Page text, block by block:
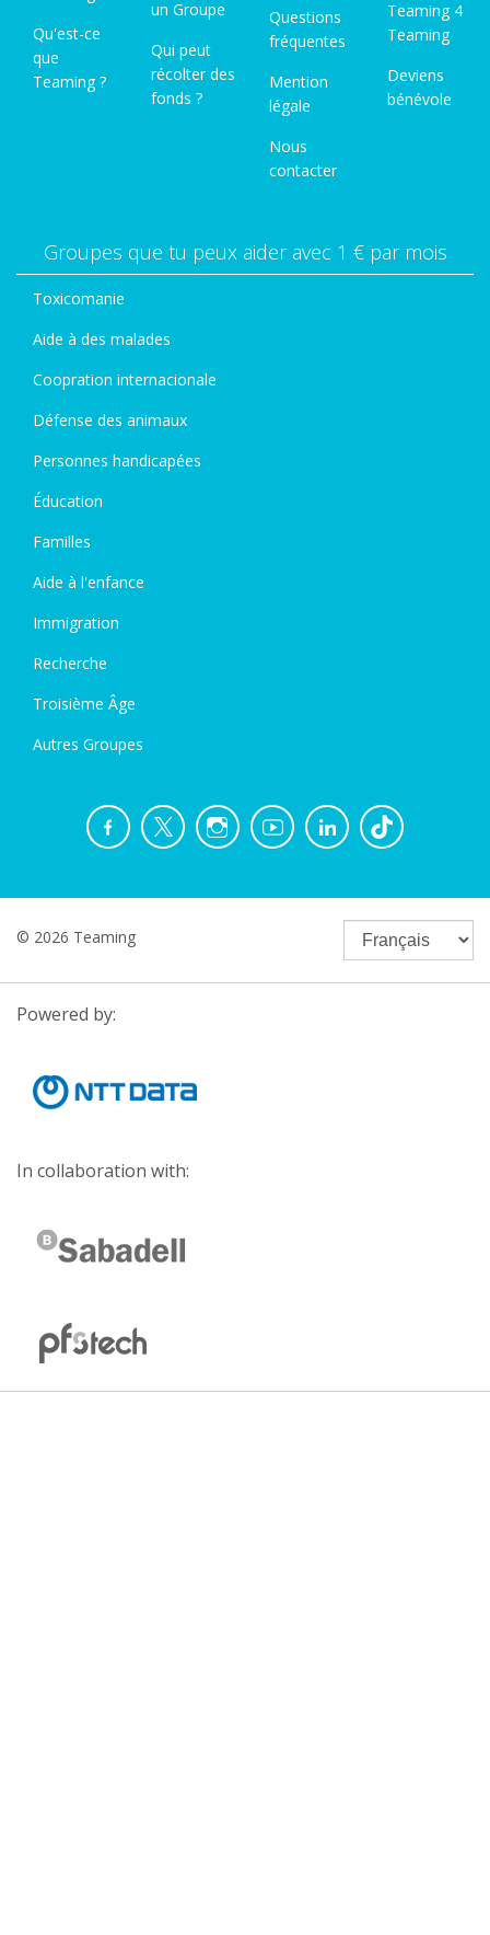
Qu'est-ce
que
Teaming ?
un Groupe
Qui peut
récolter des
fonds ?
Questions
fréquentes
Mention
légale
Nous
contacter
Teaming 4
Teaming
Deviens
bénévole
Groupes que tu peux aider avec 1 € par mois
Toxicomanie
Aide à des malades
Coopration internacionale
Défense des animaux
Personnes handicapées
Éducation
Familles
Aide à l'enfance
Immigration
Recherche
Troisième Âge
Autres Groupes
© 2026 Teaming
Powered by:
In collaboration with: